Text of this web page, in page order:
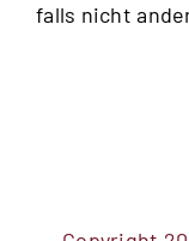
falls nicht